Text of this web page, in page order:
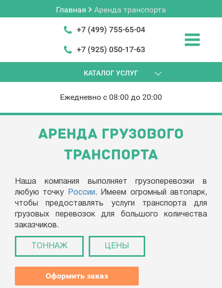
Главная Аренда транспорта
+7 (499) 755-65-04
+7 (925) 050-17-63
КАТАЛОГ УСЛУГ
Ежедневно с 08:00 до 20:00
АРЕНДА ГРУЗОВОГО
ТРАНСПОРТА
Наша компания выполняет грузоперевозки в
любую точку
России . Имеем огромный автопарк,
чтобы предоставлять услуги транспорта для
грузовых перевозок для большого количества
заказчиков.
ТОННАЖ ЦЕНЫ
Оформить заказ